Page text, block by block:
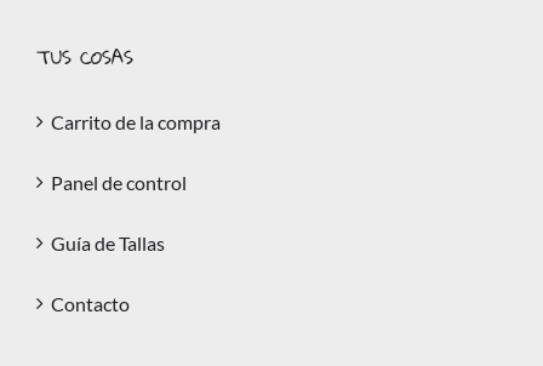
TUS COSAS
Carrito de la compra
Panel de control
Guía de Tallas
Contacto